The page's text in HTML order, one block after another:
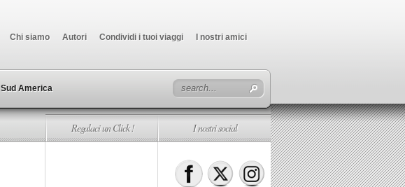
Chi siamo Autori Condividi i tuoi viaggi I nostri amici
Sud America
Regalaci un Click ! I nostri social